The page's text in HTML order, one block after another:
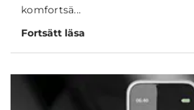
komfortsä...
Fortsätt läsa